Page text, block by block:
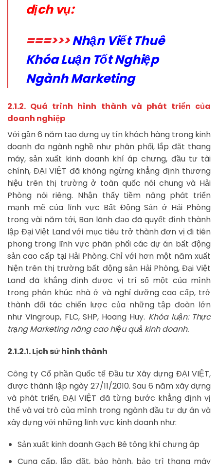
dịch vụ:
===>>>Nhận Viết Thuê
Khóa Luận Tốt Nghiệp
Ngành Marketing
2.1.2. Quá trình hình thành và phát triển của
doanh nghiệp
Với gần 6 năm tạo dựng uy tín khách hàng trong kinh
doanh đa ngành nghề như phân phối, lắp đặt thang
máy, sản xuất kinh doanh khí áp chưng, đầu tư tài
chính, ĐẠI VIỆT đã không ngừng khẳng định thương
hiệu trên thị trường ở toàn quốc nói chung và Hải
Phòng nói riêng. Nhận thấy tiềm năng phát triển
mạnh mẽ của lĩnh vực Bất Động Sản ở Hải Phòng
trong vài năm tới, Ban lãnh đạo đã quyết định thành
lập Đại Việt Land với mục tiêu trở thành đơn vị đi tiên
phong trong lĩnh vực phân phối các dự án bất động
sản cao cấp tại Hải Phòng. Chỉ với hơn một năm xuất
hiện trên thị trường bất động sản Hải Phòng, Đại Việt
Land đã khẳng định được vị trí số một của mình
trong phân khúc nhà ở và nghỉ dưỡng cao cấp, trở
thành đối tác chiến lược của những tập đoàn lớn
như Vingroup, FLC, SHP, Hoang Huy. Khóa luận: Thực
trạng Marketing nâng cao hiệu quả kinh doanh.
2.1.2.1. Lịch sử hình thành
Công ty Cổ phần Quốc tế Đầu tư Xây dựng ĐẠI VIỆT,
được thành lập ngày 27/11/2010. Sau 6 năm xây dựng
và phát triển, ĐẠI VIỆT đã từng bước khẳng định vị
thế và vai trò của mình trong ngành đầu tư dự án và
xây dựng với những lĩnh vực kinh doanh như:
Sản xuất kinh doanh Gạch Bê tông khí chưng áp
Cung cấp, lắp đặt, bảo hành, bảo trì thang máy